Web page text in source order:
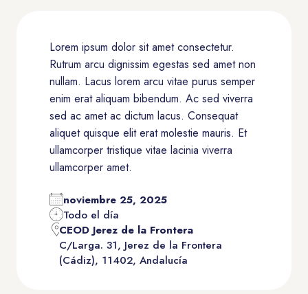
Lorem ipsum dolor sit amet consectetur.
Rutrum arcu dignissim egestas sed amet non
nullam. Lacus lorem arcu vitae purus semper
enim erat aliquam bibendum. Ac sed viverra
sed ac amet ac dictum lacus. Consequat
aliquet quisque elit erat molestie mauris. Et
ullamcorper tristique vitae lacinia viverra
ullamcorper amet.
noviembre 25, 2025
Todo el día
CEOD Jerez de la Frontera
C/Larga. 31, Jerez de la Frontera
(Cádiz), 11402, Andalucía